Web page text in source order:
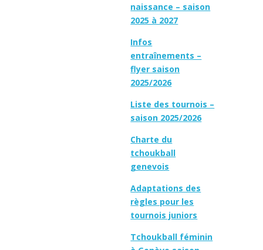
naissance – saison
2025 à 2027
Infos
entraînements –
flyer saison
2025/2026
Liste des tournois –
saison 2025/2026
Charte du
tchoukball
genevois
Adaptations des
règles pour les
tournois juniors
Tchoukball féminin